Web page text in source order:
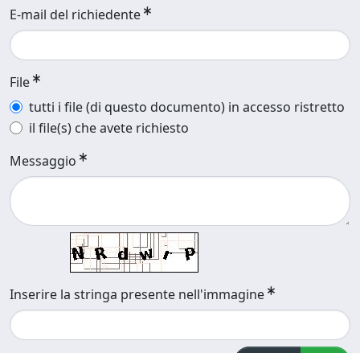
E-mail del richiedente
File
tutti i file (di questo documento) in accesso ristretto
il file(s) che avete richiesto
Messaggio
Inserire la stringa presente nell'immagine